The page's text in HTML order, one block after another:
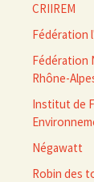
CRIIREM
Fédération
Fédération
Rhône-
Institut de
Négawatt
Robin des